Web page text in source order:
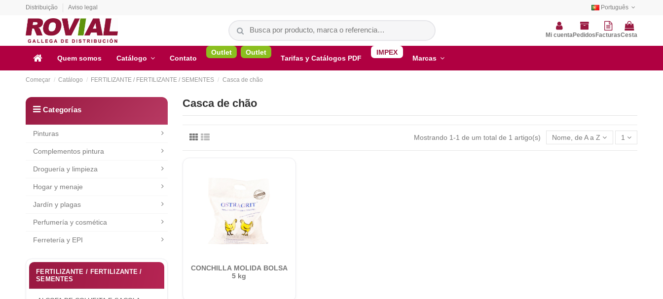
Distribuição Aviso legal Português
Mi cuenta Pedidos FacturasCesta
Quem somos Catálogo Contato
Outlet Outlet
Tarifas y Catálogos PDF
IMPEX
Marcas
Começar Catálogo FERTILIZANTE / FERTILIZANTE / SEMENTES Casca de chão
Casca de chão
Mostrando 1-1 de um total de 1 artigo(s) Nome, de A a Z 1
CONCHILLA MOLIDA BOLSA
5 kg
Pinturas
Complementos pintura
Droguería y limpieza
Hogar y menaje
Jardín y plagas
Perfumería y cosmética
Ferretería y EPI
FERTILIZANTE / FERTILIZANTE /
SEMENTES